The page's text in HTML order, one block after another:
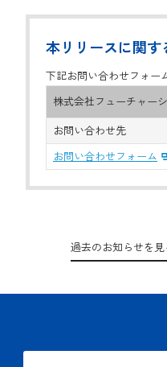
本リリースに関す
下記お問い合わせフォー
株式会社フューチャー
お問い合わせ先
お問い合わせフォーム
過去のお知らせを見